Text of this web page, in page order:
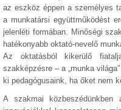
az eszköz éppen a személyes
a munkatársi együttműködést
jelenléti formában. Minőségi
hatékonyabb oktató-nevelő
Az oktatásból kikerülő
szakképzésre – a „munka
ki pedagógusaink, ha őket nem
A szakmai közbeszédünkben